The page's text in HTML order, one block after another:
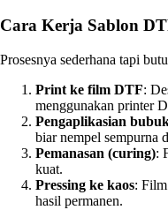
Cara Kerja Sablon
Prosesnya sederhana tapi
Print ke film DTF:
menggunakan printer
Pengaplikasian
biar nempel sempurna
Pemanasan (curing):
kuat.
Pressing ke kaos:
hasil permanen.